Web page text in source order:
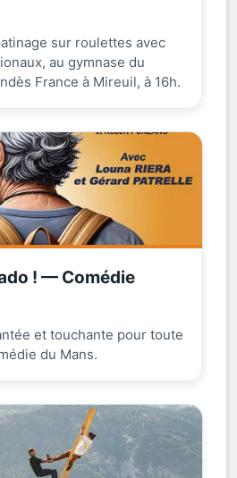
sur roulettes avec
au gymnase du
France à Mireuil, à 16h.
! — Comédie
et touchante pour toute
du Mans.